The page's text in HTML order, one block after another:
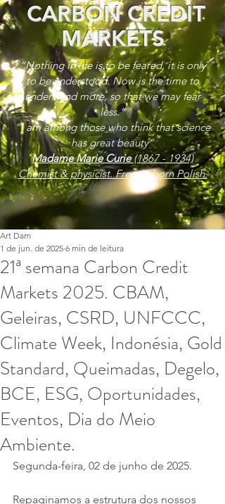
CARBON CREDIT
MARKETS
“Nothing in life is to be feared, it is only
to be understood. Now is the time to
understand more, so that we may fear
less.”
“I am among those who think that science
has great beauty”
Madame Marie Curie(1867 - 1934)
Chemist & physicist. French, born Polish.
21ª semana Carbon Credit
Markets 2025. CBAM,
Geleiras, CSRD, UNFCCC,
Climate Week, Indonésia, Gold
Standard, Queimadas, Degelo,
BCE, ESG, Oportunidades,
Eventos, Dia do Meio
Ambiente.
Art Dam
1 de jun. de 2025 6 min de leitura
Segunda-feira, 02 de junho de 2025.
Repaginamos a estrutura dos nossos